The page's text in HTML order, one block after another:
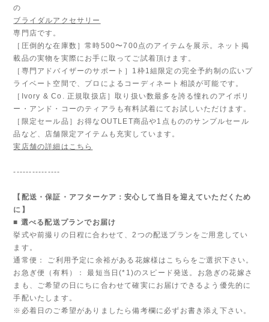
の
ブライダルアクセサリー
専門店です。
［圧倒的な在庫数］常時500〜700点のアイテムを展示。ネット掲
載品の実物を実際にお手に取ってご試着頂けます。
［専門アドバイザーのサポート］1枠1組限定の完全予約制の広いプ
ライベート空間で、プロによるコーディネート相談が可能です。
［Ivory & Co. 正規取扱店］取り扱い数最多を誇る憧れのアイボリ
ー・アンド・コーのティアラも有料試着にてお試しいただけます。
［限定セール品］お得なOUTLET商品や1点もののサンプルセール
品など、店舗限定アイテムも充実しています。
実店舗の詳細はこちら
---------------
【配送・保証・アフターケア：安心して当日を迎えていただくため
に】
■ 選べる配送プランでお届け
挙式や前撮りの日程に合わせて、2つの配送プランをご用意してい
ます。
通常便： ご利用予定に余裕がある花嫁様はこちらをご選択下さい。
お急ぎ便（有料）： 最短当日(*1)のスピード発送。お急ぎの花嫁さ
まも、ご希望の日にちに合わせて確実にお届けできるよう優先的に
手配いたします。
※必着日のご希望がありましたら備考欄に必ずお書き添え下さい。